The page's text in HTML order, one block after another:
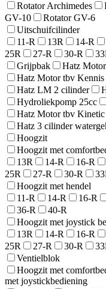
Rotator Archimedes
GV-10
Rotator GV-6
Uitschuifcilinder
11-R
13R 14-R
25R
27-R 30-R
Grijpbak
Hatz Motor
Hatz Motor tbv Kennis
Hatz LM 2 cilinder
Hydroliekpomp 25cc
Hatz Motor tbv Kinetic
Hatz 3 cilinder
Hoogzit
Hoogzit met
13R
14-R 16-R
25R
27-R 30-R
Hoogzit met hendel
11-R
14-R 16-R
36-R
40-R
Hoogzit met joystick
13R
14-R 16-R
25R
27-R 30-R
Ventielblok
Hoogzit met
met joystickbediening